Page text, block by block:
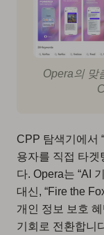
Opera의 맞
CPP 탐색기에서
용자를 직접 타겟
다. Opera는 “AI
대신, “Fire the
개인 정보 보호
기회로 전환합니